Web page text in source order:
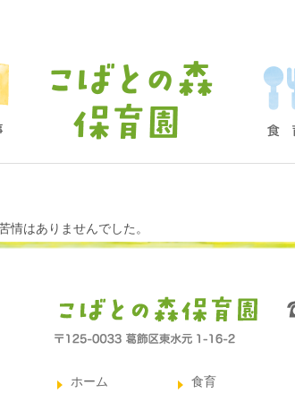
はありませんでした。
ホーム
食育